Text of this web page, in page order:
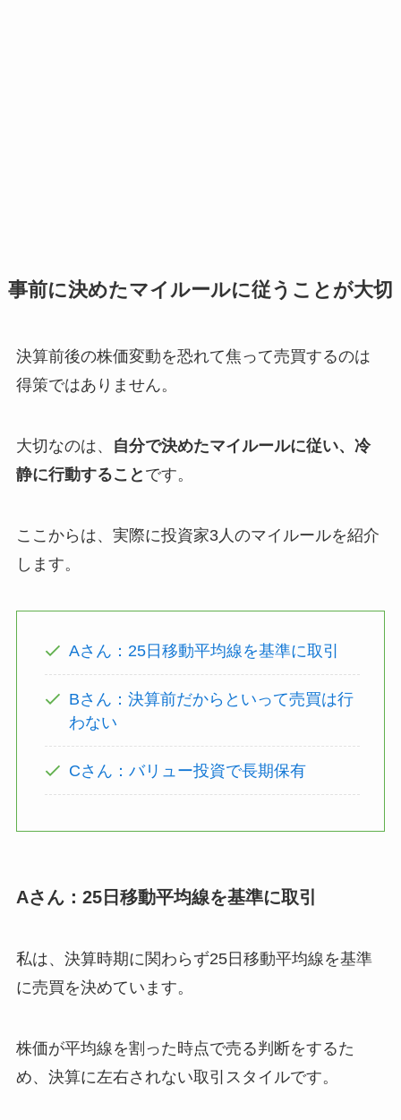
事前に決めたマイルールに従うことが大切
決算前後の株価変動を恐れて焦って売買するのは
得策ではありません。
大切なのは、
自分で決めたマイルールに従い、冷
静に行動すること です。
ここからは、実際に投資家3人のマイルールを紹介
します。
Aさん：25日移動平均線を基準に取引
Bさん：決算前だからといって売買は行
わない
Cさん：バリュー投資で長期保有
Aさん：25日移動平均線を基準に取引
私は、決算時期に関わらず25日移動平均線を基準
に売買を決めています。
株価が平均線を割った時点で売る判断をするた
め、決算に左右されない取引スタイルです。